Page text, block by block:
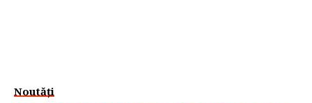
Noutăți